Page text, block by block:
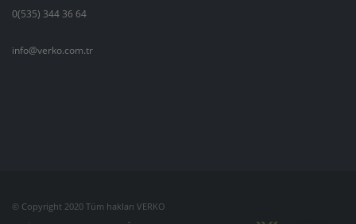
0(535) 344 36 64
info@verko.com.tr
© Copyright 2020 Tüm hakları VERKO